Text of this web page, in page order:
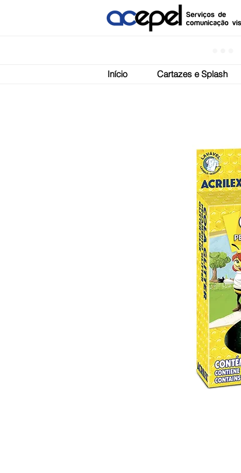
Início Cartazes e Splash